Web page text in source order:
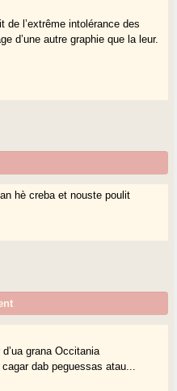
de l’extrême intolérance des
d’une autre graphie que la leur.
hè creba et nouste poulit
grana Occitania
dab peguessas atau...